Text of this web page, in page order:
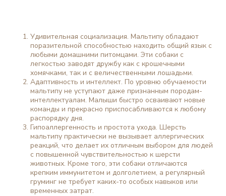
Удивительная социализация. Мальтипу обладают
поразительной способностью находить общий язык с
любыми домашними питомцами. Эти собаки с
легкостью заводят дружбу как с крошечными
хомячками, так и с величественными лошадьми.
Адаптивность и интеллект. По уровню обучаемости
мальтипу не уступают даже признанным породам-
интеллектуалам. Малыши быстро осваивают новые
команды и прекрасно приспосабливаются к любому
распорядку дня.
Гипоаллергенность и простота ухода. Шерсть
мальтипу практически не вызывает аллергических
реакций, что делает их отличным выбором для людей
с повышенной чувствительностью к шерсти
животных. Кроме того, эти собаки отличаются
крепким иммунитетом и долголетием, а регулярный
груминг не требует каких-то особых навыков или
временных затрат.